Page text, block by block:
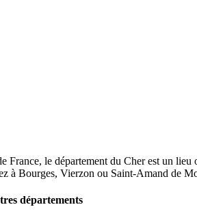
France, le département du Cher est un
à Bourges, Vierzon ou Saint-Amand de
départements